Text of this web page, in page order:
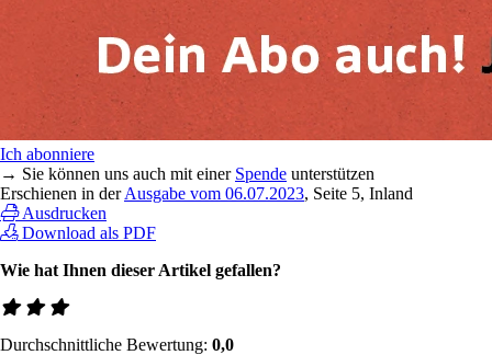
Ich abonniere
→ Sie können uns auch mit einer Spende unterstützen
Erschienen in derAusgabe vom 06.07.2023, Seite 5, Inland
Ausdrucken
Download als PDF
Wie hat Ihnen dieser Artikel gefallen?
Durchschnittliche Bewertung: 0,0